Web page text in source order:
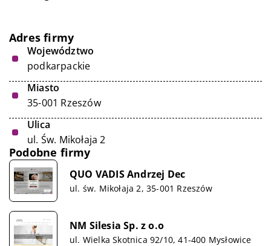
Adres firmy
Województwo
podkarpackie
Miasto
35-001 Rzeszów
Ulica
ul. Św. Mikołaja 2
Podobne firmy
QUO VADIS Andrzej Dec
ul. św. Mikołaja 2, 35-001 Rzeszów
NM Silesia Sp. z o.o
ul. Wielka Skotnica 92/10, 41-400 Mysłowice